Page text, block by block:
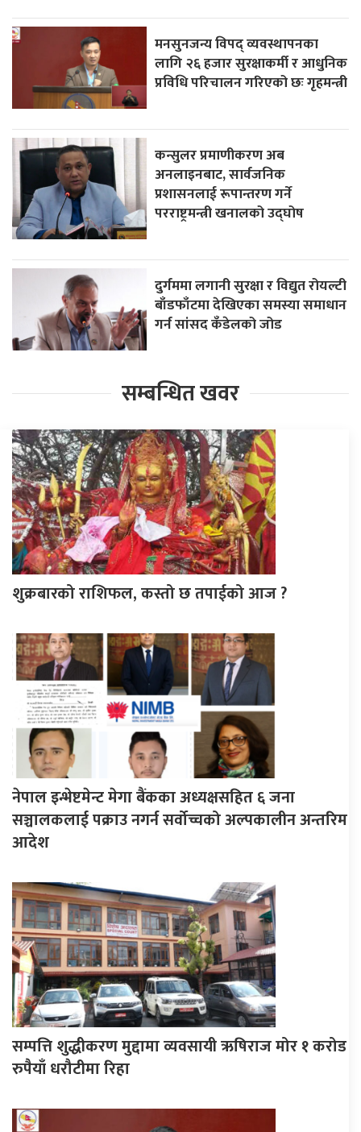
मनसुनजन्य विपद् व्यवस्थापनका
लागि २६ हजार सुरक्षाकर्मी र आधुनिक
प्रविधि परिचालन गरिएको छः गृहमन्त्री
कन्सुलर प्रमाणीकरण अब
अनलाइनबाट, सार्वजनिक
प्रशासनलाई रूपान्तरण गर्ने
परराष्ट्रमन्त्री खनालको उद्घोष
दुर्गममा लगानी सुरक्षा र विद्युत रोयल्टी
बाँडफाँटमा देखिएका समस्या समाधान
गर्न सांसद कँडेलको जोड
सम्बन्धित खवर
शुक्रबारको राशिफल, कस्तो छ तपाईको आज ?
नेपाल इन्भेष्टमेन्ट मेगा बैंकका अध्यक्षसहित ६ जना
सञ्चालकलाई पक्राउ नगर्न सर्वोच्चको अल्पकालीन अन्तरिम
आदेश
सम्पत्ति शुद्धीकरण मुद्दामा व्यवसायी ऋषिराज मोर १ करोड
रुपैयाँ धरौटीमा रिहा